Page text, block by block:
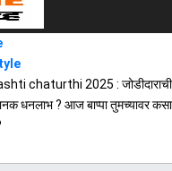
chaturthi 2025 : जोडीदाराची
धनलाभ ? आज बाप्पा तुमच्यावर